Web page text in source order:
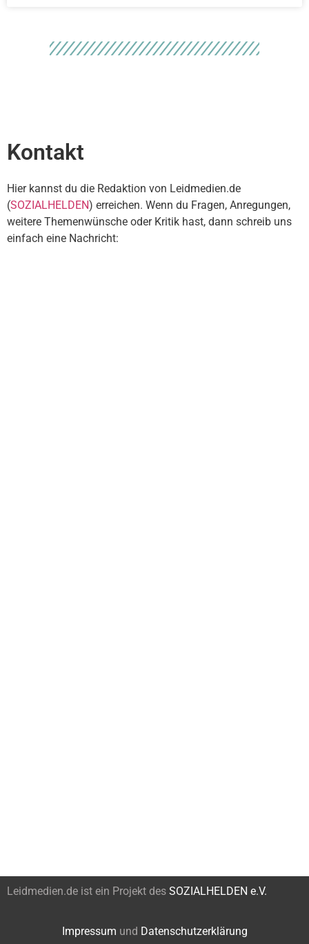
Kontakt
Hier kannst du die Redaktion von Leidmedien.de
(SOZIALHELDEN) erreichen. Wenn du Fragen, Anregungen,
weitere Themenwünsche oder Kritik hast, dann schreib uns
einfach eine Nachricht:
Leidmedien.de ist ein Projekt des SOZIALHELDEN e.V.
Impressum und Datenschutzerklärung